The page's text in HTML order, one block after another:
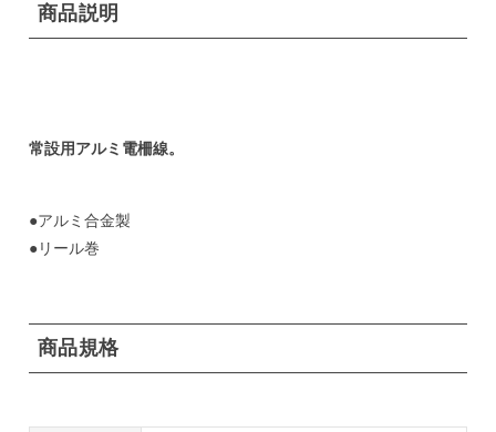
商品説明
常設用アルミ電柵線。
●アルミ合金製
●リール巻
商品規格